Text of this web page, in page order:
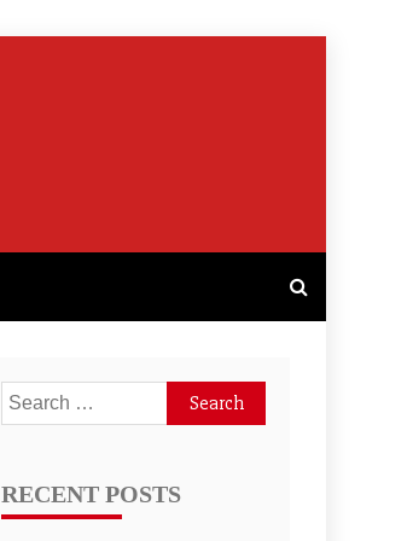
Search
for:
RECENT POSTS